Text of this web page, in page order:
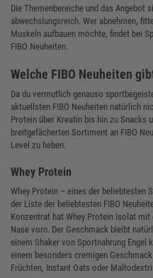
Die Themenbereiche und das Angebot
abwechslungsreich. Wer abnehmen,
Muskeln aufbauen möchte, findet bei
FIBO Neuheiten.
Welche FIBO Neuheiten
Da du vermutlich genauso
aktuellsten FIBO Neuheiten natürlich
Protein über Kreatin bis hin zu Snacks
breitgefächerten Sortiment an FIBO
Level zu heben.
Whey Protein
Whey Protein – eines der beliebtesten
der Liste der beliebtesten FIBO
Konzentrat hat Whey Protein Isolat
Nase vorn. Der Geschmack bleibt
einem Shaker von Sportnahrung Engel
einem besonders cremigen
Früchten, Instant Oats oder